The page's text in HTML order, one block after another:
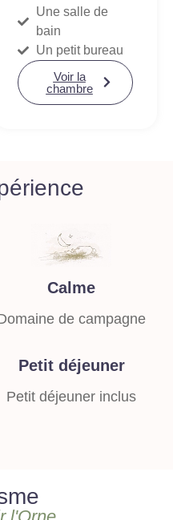
Une salle de
bain
Un petit bureau
Voir la
chambre
Calme
de campagne
Petit déjeuner
Petit déjeuner inclus